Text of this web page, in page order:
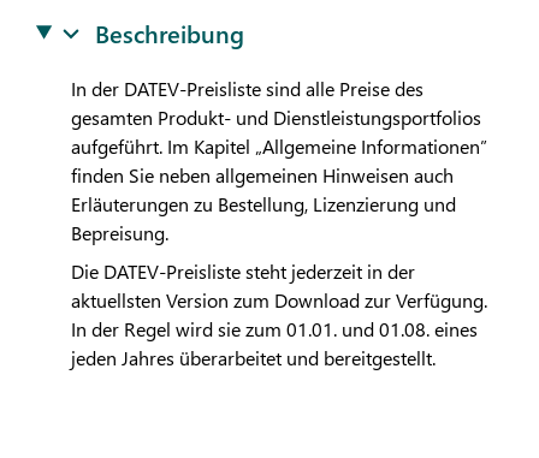
Beschreibung
In der DATEV-Preisliste sind alle Preise des
gesamten Produkt- und Dienstleistungsportfolios
aufgeführt. Im Kapitel „Allgemeine Informationen”
finden Sie neben allgemeinen Hinweisen auch
Erläuterungen zu Bestellung, Lizenzierung und
Bepreisung.
Die DATEV-Preisliste steht jederzeit in der
aktuellsten Version zum Download zur Verfügung.
In der Regel wird sie zum 01.01. und 01.08. eines
jeden Jahres überarbeitet und bereitgestellt.